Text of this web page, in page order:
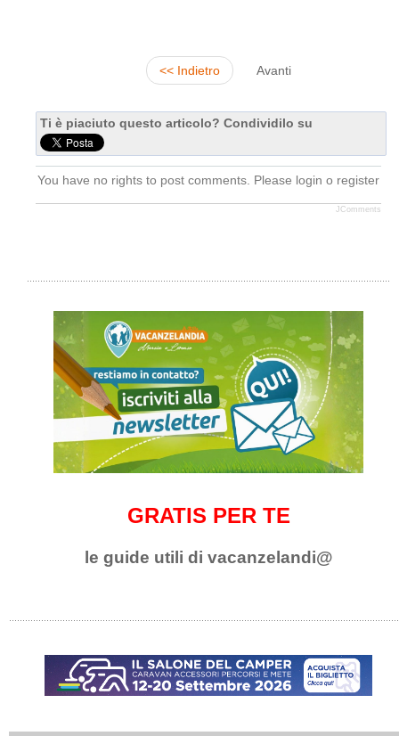
<< Indietro Avanti
Ti è piaciuto questo articolo? Condividilo su
You have no rights to post comments. Please login o register
JComments
GRATIS PER TE
le guide utili di vacanzelandi@